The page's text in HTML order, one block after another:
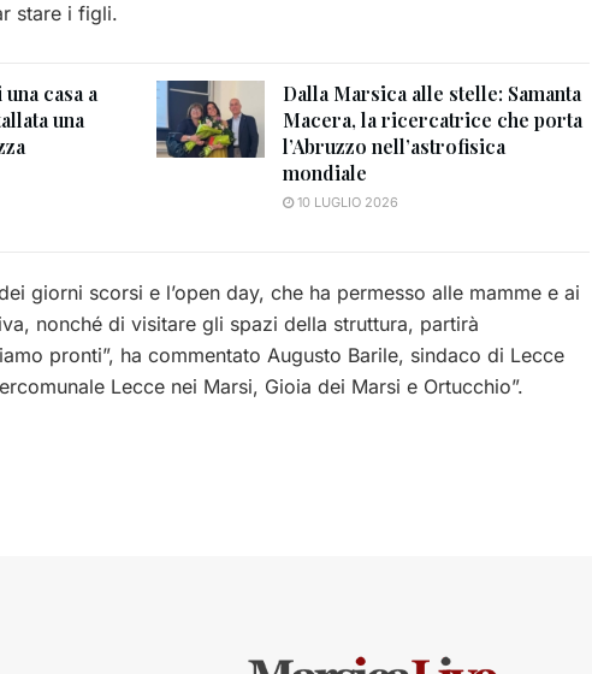
stare i figli.
casa a
una
Dalla Marsica alle stelle: Samanta
Macera, la ricercatrice che porta
l’Abruzzo nell’astrofisica
mondiale
10 LUGLIO 2026
giorni scorsi e l’open day, che ha permesso alle mamme e ai
nonché di visitare gli spazi della struttura, partirà
pronti”, ha commentato Augusto Barile, sindaco di Lecce
Lecce nei Marsi, Gioia dei Marsi e Ortucchio”.